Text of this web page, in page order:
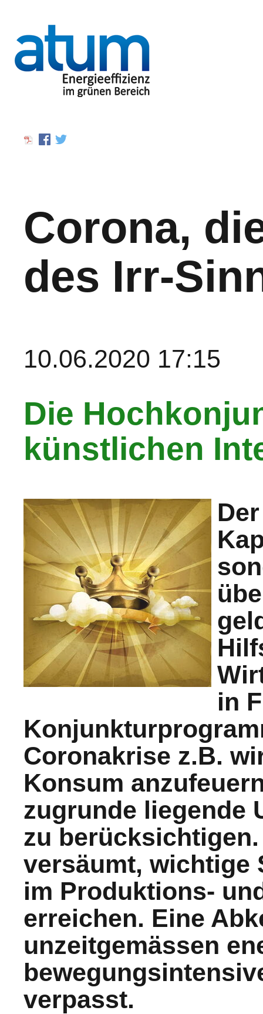
Corona,
des Irr-
10.06.2020 17:15
Die
künstlichen
in
Coronakrise z.B.
Konsum
zugrunde liegende
zu
versäumt, wichtige
im Produktions-
erreichen. Eine
unzeitgemässen
verpasst.